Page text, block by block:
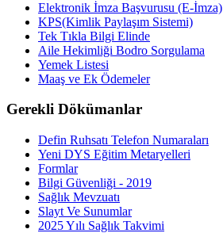
Elektronik İmza Başvurusu (E-İmza)
KPS(Kimlik Paylaşım Sistemi)
Tek Tıkla Bilgi Elinde
Aile Hekimliği Bodro Sorgulama
Yemek Listesi
Maaş ve Ek Ödemeler
Gerekli Dökümanlar
Defin Ruhsatı Telefon Numaraları
Yeni DYS Eğitim Metaryelleri
Formlar
Bilgi Güvenliği - 2019
Sağlık Mevzuatı
Slayt Ve Sunumlar
2025 Yılı Sağlık Takvimi